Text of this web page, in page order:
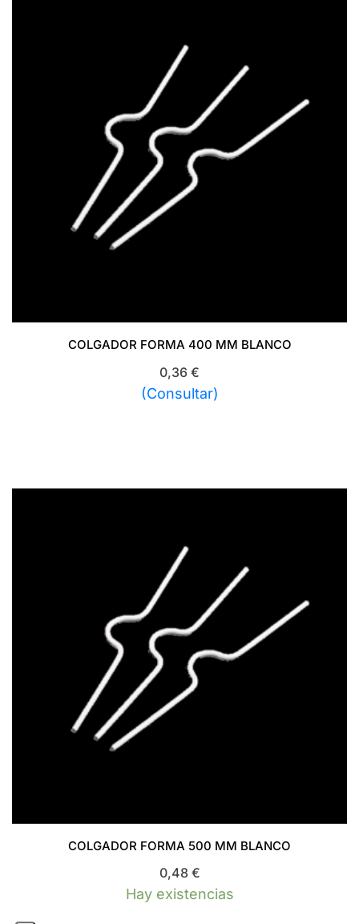
COLGADOR FORMA 400 MM BLANCO
0,36 €
(Consultar)
COLGADOR FORMA 500 MM BLANCO
0,48 €
Hay existencias